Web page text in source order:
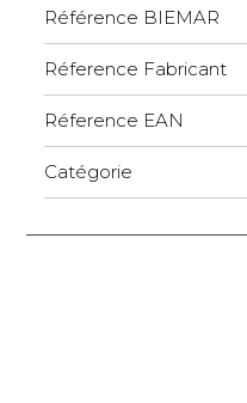
Référence BIEMAR
Réference Fabricant
Réference EAN
Catégorie